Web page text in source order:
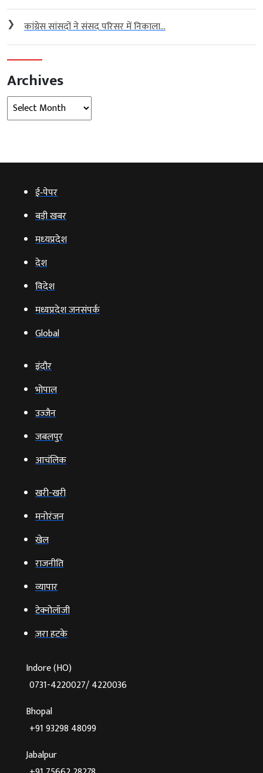
❯ कांग्रेस सांसदों ने संसद परिसर में निकाला...
Archives
Archives
ई‑पेपर
बड़ी खबर
मध्‍यप्रदेश
देश
विदेश
मध्यप्रदेश जनसंपर्क
Global
इंदौर
भोपाल
उज्‍जैन
जबलपुर
आचंलिक
खरी-खरी
मनोरंजन
खेल
राजनीति
व्‍यापार
टेक्‍नोलॉजी
ज़रा हटके
Indore (HO)
0731-4220027/ 4220036
Bhopal
+91 93298 48099
Jabalpur